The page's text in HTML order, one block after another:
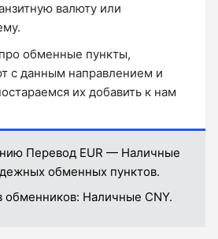
валюту или
обменные пункты,
с данным направлением и
их добавить к нам
Перевод EUR — Наличные
обменных пунктов.
обменников: Наличные CNY.